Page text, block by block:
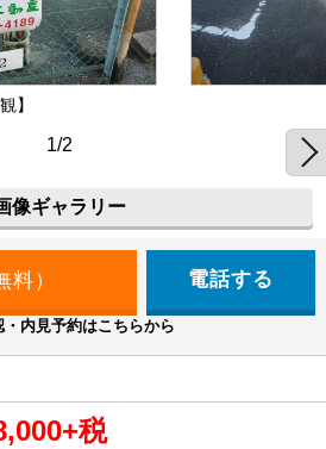
】
1/2
像ギャラリー
電話する
・内見予約はこちらから
税